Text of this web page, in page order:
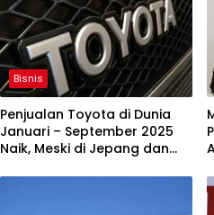
Bisnis
Penjualan Toyota di Dunia
Januari – September 2025
Naik, Meski di Jepang dan